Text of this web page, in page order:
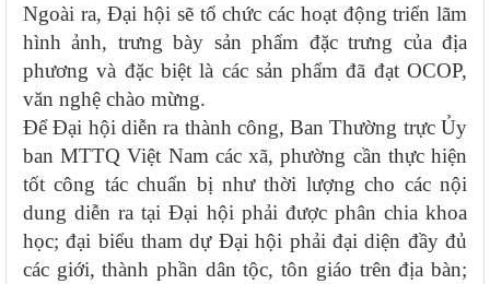
Ngoài ra, Đại hội sẽ tổ chức các hoạt động triển lãm
hình ảnh, trưng bày sản phẩm đặc trưng của địa
phương và đặc biệt là các sản phẩm đã đạt OCOP,
văn nghệ chào mừng.
Để Đại hội diễn ra thành công, BanThường trực Ủy
ban MTTQ Việt Nam các xã, phường cần thực hiện
tốt công tác chuẩn bị như thời lượng cho các nội
dung diễn ra tại Đại hội phải được phân chia khoa
học; đại biểu tham dự Đại hội phải đại diện đầy đủ
các giới, thành phần dân tộc, tôn giáo trên địa bàn;